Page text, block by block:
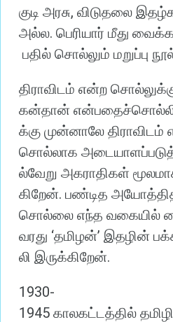
குடி அரசு, விடுதலை
அல்ல. பெரியார் மீது
பதில் சொல்லும் மறுப்பு
திராவிடம் என்ற
கன்தான்
க்கு முன்னாலே திராவிடம்
சொல்லாக
ல்வேறு அகராதிகள்
கிறேன். பண்டித
சொல்லை எந்த வகையில்
வரது ‘தமிழன்’ இதழின்
லி இருக்கிறேன்.
1930-
1945 காலகட்டத்தில்